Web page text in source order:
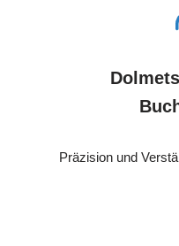
Präzision und